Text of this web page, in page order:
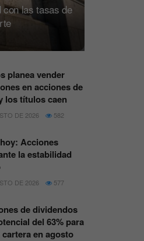
con las tasas de
planea vender
en acciones de
los títulos caen
DE 2026 582
Acciones
la estabilidad
DE 2026 577
de dividendos
del 63% para
en agosto